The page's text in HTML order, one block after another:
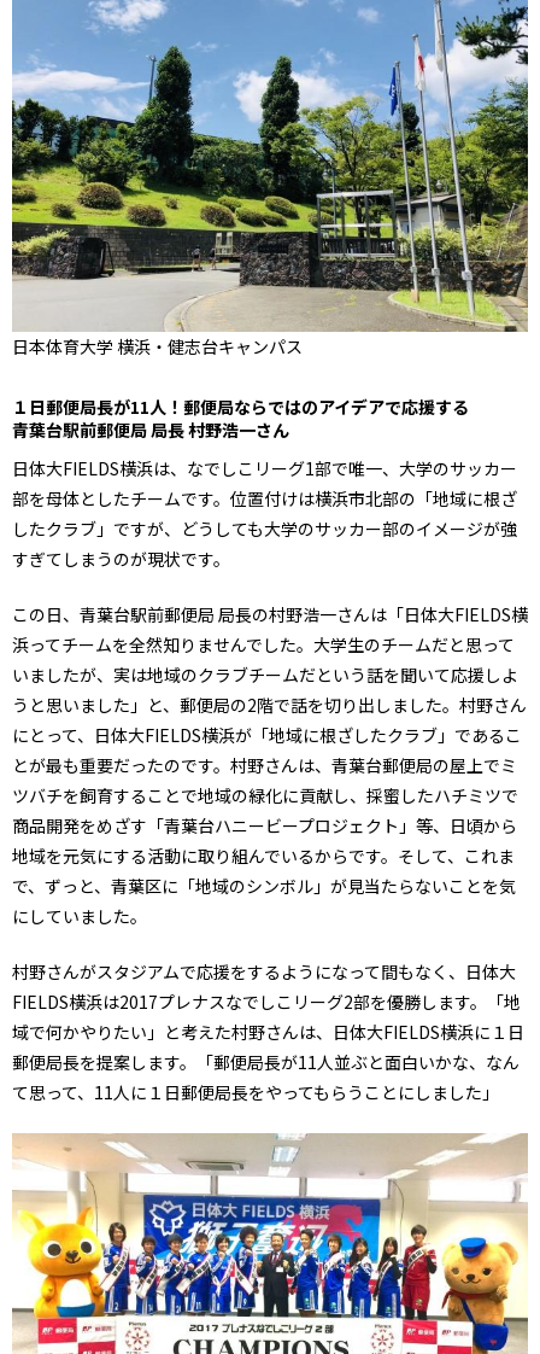
日本体育大学 横浜・健志台キャンパス
１日郵便局長が11人！郵便局ならではのアイデアで応援する
青葉台駅前郵便局 局長 村野浩一さん
日体大FIELDS横浜は、なでしこリーグ1部で唯一、大学のサッカー
部を母体としたチームです。位置付けは横浜市北部の「地域に根ざ
したクラブ」ですが、どうしても大学のサッカー部のイメージが強
すぎてしまうのが現状です。
この日、青葉台駅前郵便局 局長の村野浩一さんは「日体大FIELDS横
浜ってチームを全然知りませんでした。大学生のチームだと思って
いましたが、実は地域のクラブチームだという話を聞いて応援しよ
うと思いました」と、郵便局の2階で話を切り出しました。村野さん
にとって、日体大FIELDS横浜が「地域に根ざしたクラブ」であるこ
とが最も重要だったのです。村野さんは、青葉台郵便局の屋上でミ
ツバチを飼育することで地域の緑化に貢献し、採蜜したハチミツで
商品開発をめざす「青葉台ハニービープロジェクト」等、日頃から
地域を元気にする活動に取り組んでいるからです。そして、これま
で、ずっと、青葉区に「地域のシンボル」が見当たらないことを気
にしていました。
村野さんがスタジアムで応援をするようになって間もなく、日体大
FIELDS横浜は2017プレナスなでしこリーグ2部を優勝します。「地
域で何かやりたい」と考えた村野さんは、日体大FIELDS横浜に１日
郵便局長を提案します。「郵便局長が11人並ぶと面白いかな、なん
て思って、11人に１日郵便局長をやってもらうことにしました」